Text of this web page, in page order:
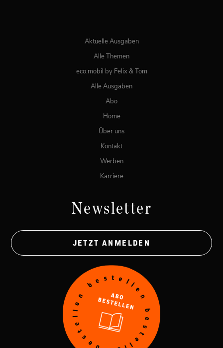
Aktuelle Ausgaben
Alle Themen
eco.mobil by Felix & Tom
Alle Ausgaben
Abo
Home
Über uns
Kontakt
Werben
Karriere
Newsletter
JETZT ANMELDEN